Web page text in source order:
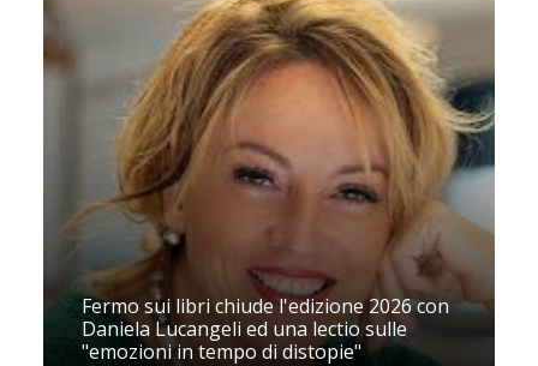
Fermo sui libri chiude l'edizione 2026 con
Daniela Lucangeli ed una lectio sulle
"emozioni in tempo di distopie"